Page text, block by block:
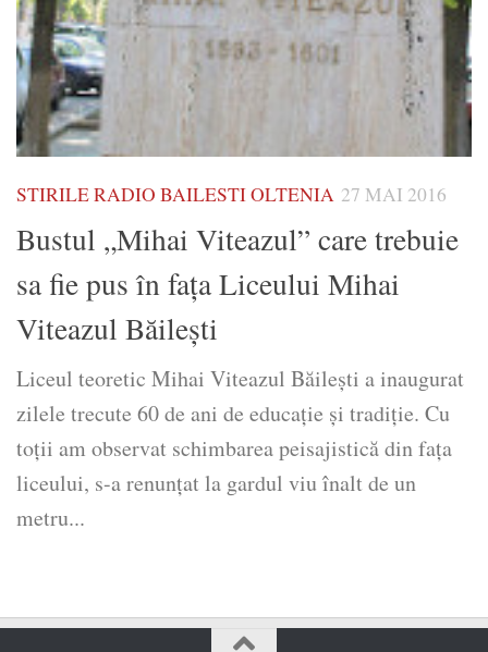
STIRILE RADIO BAILESTI OLTENIA 27 MAI 2016
Bustul „Mihai Viteazul” care trebuie
sa fie pus în fața Liceului Mihai
Viteazul Băilești
Liceul teoretic Mihai Viteazul Băileşti a inaugurat
zilele trecute 60 de ani de educație și tradiție. Cu
toții am observat schimbarea peisajistică din fața
liceului, s-a renunțat la gardul viu înalt de un
metru...